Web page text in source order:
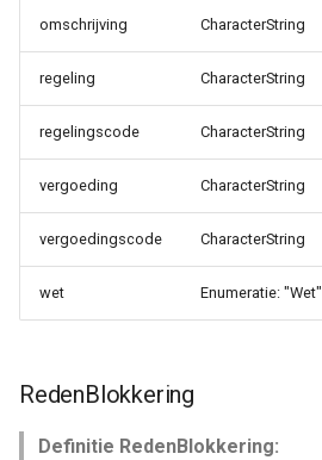
omschrijving CharacterString
regeling CharacterString
regelingscode CharacterString
vergoeding CharacterString
vergoedingscode CharacterString
wet Enumeratie: "Wet"
RedenBlokkering
Definitie RedenBlokkering: